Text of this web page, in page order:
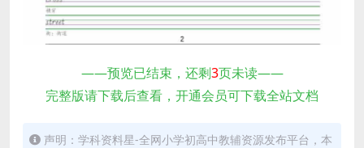
——预览已结束，还剩3页未读——
完整版请下载后查看，开通会员可下载全站文档
声明：学科资料星-全网小学初高中教辅资源发布平台，本